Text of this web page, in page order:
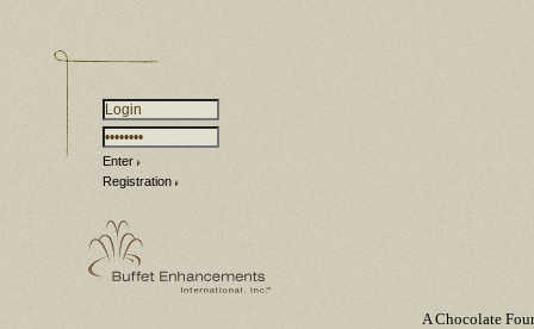
Enter
Registration
A Chocolate